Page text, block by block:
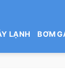
LẠNH BƠM